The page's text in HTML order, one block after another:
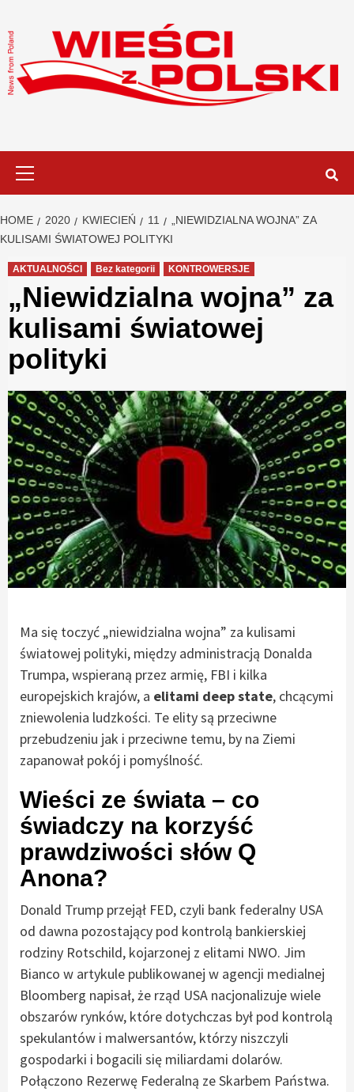
to
content
HOME 2020 KWIECIEŃ 11
„NIEWIDZIALNA WOJNA” ZA
KULISAMI ŚWIATOWEJ POLITYKI
AKTUALNOŚCI Bez kategorii KONTROWERSJE
„Niewidzialna wojna” za
kulisami światowej
polityki
Ma się toczyć „niewidzialna wojna” za kulisami
światowej polityki, między administracją Donalda
Trumpa, wspieraną przez armię, FBI i kilka
europejskich krajów, a elitami deep state, chcącymi
zniewolenia ludzkości. Te elity są przeciwne
przebudzeniu jak i przeciwne temu, by na Ziemi
zapanował pokój i pomyślność.
Wieści ze świata – co
świadczy na korzyść
prawdziwości słów Q
Anona?
Donald Trump przejął FED, czyli bank federalny USA
od dawna pozostający pod kontrolą bankierskiej
rodziny Rotschild, kojarzonej z elitami NWO. Jim
Bianco w artykule publikowanej w agencji medialnej
Bloomberg napisał, że rząd USA nacjonalizuje wiele
obszarów rynków, które dotychczas był pod kontrolą
spekulantów i malwersantów, którzy niszczyli
gospodarki i bogacili się miliardami dolarów.
Połączono Rezerwę Federalną ze Skarbem Państwa.